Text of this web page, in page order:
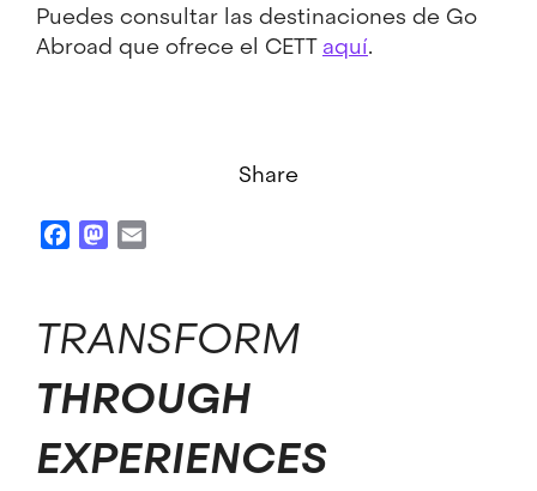
Puedes consultar las destinaciones de Go
Abroad que ofrece el CETT aquí.
Share
FacebookMastodon
TRANSFORM
THROUGH
EXPERIENCES